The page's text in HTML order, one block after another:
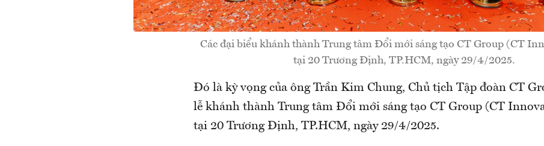
Các đại biểu khánh thành Trung tâm Đổi mới sáng tạo CT Group (CT
tại 20 Trương Định, TP.HCM, ngày 29/4/2025.
Đó là kỳ vọng của ông Trần Kim Chung, Chủ tịch Tập đoàn CT
lễ khánh thành Trung tâm Đổi mới sáng tạo CT Group (CT
tại 20 Trương Định, TP.HCM, ngày 29/4/2025.